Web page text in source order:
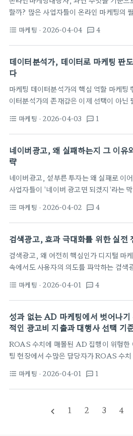
책정해야 할까? 네이버 광고비용은 정말
니다. 소상공인이라면 월 10만 원으로도
지만, 경쟁이 치열한 업종이나 전국 단위의
할까? 많은 사업자들이 온라인 마케팅의
많은 온라인마케팅대행사 중에서 우리 회
곳을 선별하는 것은 쉬운 일이 아닙니다.
한 비용이나 화려한 제안서에 현혹되어 잘
하면, 시간과 예산만 낭비하는 결과를 초래
고 싶어 할 것입니다. 성공적인 파트너십
에서의 신중한 접근에서 시작됩니다. 수십
사에 문의하고 제안서를 받는 과정 자체에
format_list_bulleted 마케팅 · 2026-04-04 textsms 4
데이터분석가, 데이터로 마케팅 판
다
마케팅 데이터분석가의 핵심 역할 마케팅
이터분석가의 존재감은 이제 선택이 아닌
데이터를 해독하여 비즈니스 성장에 직결
트를 발굴하는 전략가입니다. 마케팅 데
가장 중요한 임무는 고객의 여정을 세밀하
고, 각 마케팅 캠페인이 실제 성과에 미치는
콘텐츠 마케팅, 이메일 캠페인 등 모든 접
하는 데이터를 통합적으로 분석하는 작업
다. 구체적으로, 이들은 고객 행동 데이터
format_list_bulleted 마케팅 · 2026-04-03 textsms 1
네이버광고, 왜 실패하는지 그 이유
략
네이버광고, 섣부른 투자는 왜 실패로 이
사업자들이 '네이버 광고면 되겠지'라는
없이, 혹은 타겟 고객이 무엇을 검색할지에
고민 없이 광고를 집행하는 경우가 대부
게 되면 광고비만 허공에 흩뿌리기 십상입
이 3,000원을 넘기는 상황이 발생할 수
한, 광고 문구에 과장되거나 입증되지 않
함하면 계정 정지나 광고 반려의 대상이 되
format_list_bulleted 마케팅 · 2026-04-02 textsms 4
검색광고, 효과 극대화를 위한 실전
검색광고, 왜 여전히 핵심인가 디지털 마
속에서도 사용자의 의도를 파악하는 검색
니다. 온라인에서 무언가를 찾기 위해 검색
드를 입력하는 순간, 소비자는 명확한 니
있습니다. 이때, 우리의 비즈니스가 해당
가장 먼저, 가장 눈에 띄게 나타난다면, 이
방법이 됩니다. 마치 길을 잃은 사람이 지도
것처럼, 검색 사용자는 답을 찾고 있기에,
그 답을 제공할 수 있는 최적의 순간에 등장
format_list_bulleted 마케팅 · 2026-04-01 textsms 4
성과 없는 AD 마케팅에서 벗어나기
적인 광고비 지출과 대행사 선택 기
ROAS 수치에 매몰된 AD 집행이 위험한
팅 현장에서 수많은 담당자가 ROAS 수치
률이 500%를 넘겼다고 해서 그 캠페인이
공했다고 보기는 어렵다. 단기적인 매출
과도하게 높이면 장기적인 신규 고객 유입
format_list_bulleted 마케팅 · 2026-04-01 textsms 1
navigate_before 1 2 3 4